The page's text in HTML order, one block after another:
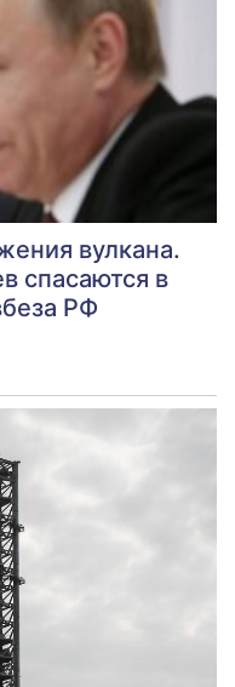
вулкана.
спасаются в
РФ